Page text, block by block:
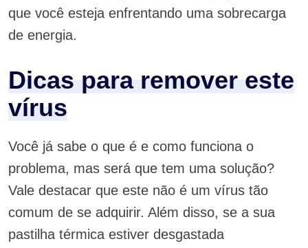
que você esteja enfrentando uma sobrecarga
de energia.
Dicas para remover este
vírus
Você já sabe o que é e como funciona o
problema, mas será que tem uma solução?
Vale destacar que este não é um vírus tão
comum de se adquirir. Além disso, se a sua
pastilha térmica estiver desgastada